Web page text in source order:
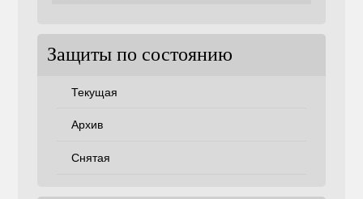
Защиты по состоянию
Текущая
Архив
Снятая